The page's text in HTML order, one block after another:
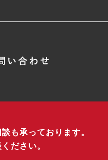
も承っております。
ださい。